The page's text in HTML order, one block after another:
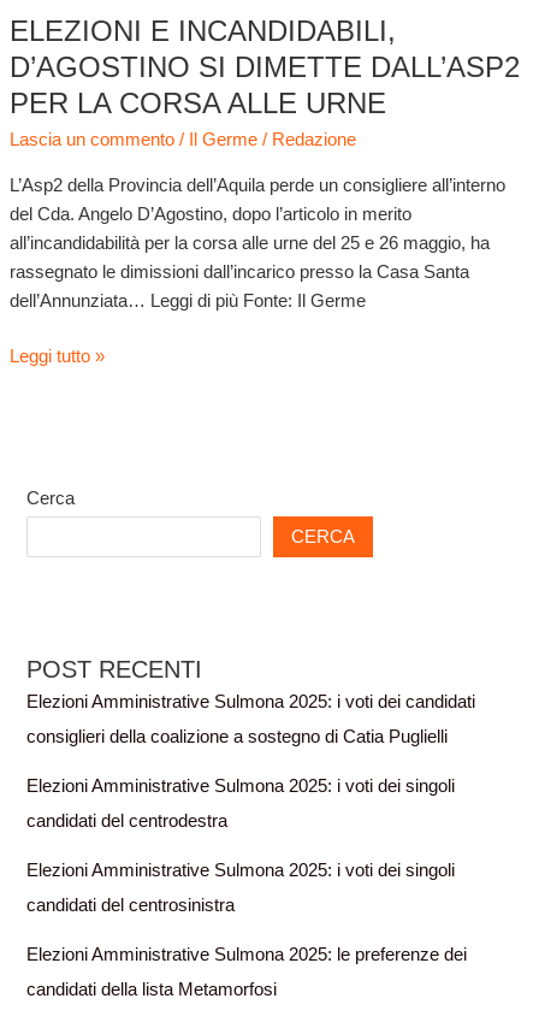
ELEZIONI E INCANDIDABILI,
D’AGOSTINO SI DIMETTE DALL’ASP2
PER LA CORSA ALLE URNE
Lascia un commento / Il Germe/ Redazione
L’Asp2 della Provincia dell’Aquila perde un consigliere all’interno
del Cda. Angelo D’Agostino, dopo l’articolo in merito
all’incandidabilità per la corsa alle urne del 25 e 26 maggio, ha
rassegnato le dimissioni dall’incarico presso la Casa Santa
dell’Annunziata… Leggi di più Fonte: Il Germe
Leggi tutto »
Cerca
CERCA
POST RECENTI
Elezioni Amministrative Sulmona 2025: i voti dei candidati
consiglieri della coalizione a sostegno di Catia Puglielli
Elezioni Amministrative Sulmona 2025: i voti dei singoli
candidati del centrodestra
Elezioni Amministrative Sulmona 2025: i voti dei singoli
candidati del centrosinistra
Elezioni Amministrative Sulmona 2025: le preferenze dei
candidati della lista Metamorfosi